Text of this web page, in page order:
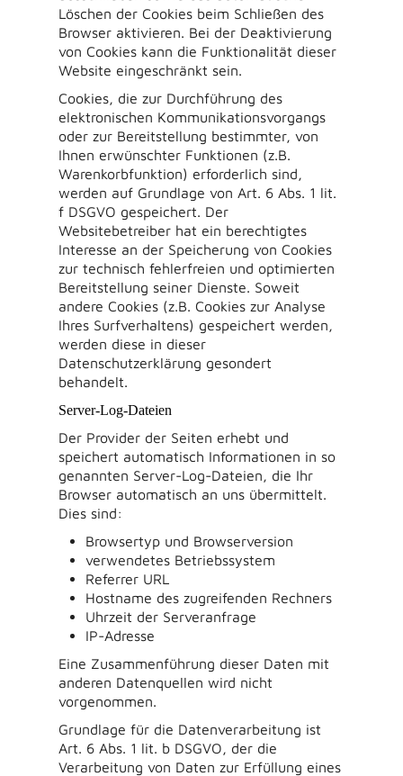
Löschen der Cookies beim Schließen des
Browser aktivieren. Bei der Deaktivierung
von Cookies kann die Funktionalität dieser
Website eingeschränkt sein.
Cookies, die zur Durchführung des
elektronischen Kommunikationsvorgangs
oder zur Bereitstellung bestimmter, von
Ihnen erwünschter Funktionen (z.B.
Warenkorbfunktion) erforderlich sind,
werden auf Grundlage von Art. 6 Abs. 1 lit.
f DSGVO gespeichert. Der
Websitebetreiber hat ein berechtigtes
Interesse an der Speicherung von Cookies
zur technisch fehlerfreien und optimierten
Bereitstellung seiner Dienste. Soweit
andere Cookies (z.B. Cookies zur Analyse
Ihres Surfverhaltens) gespeichert werden,
werden diese in dieser
Datenschutzerklärung gesondert
behandelt.
Server-Log-Dateien
Der Provider der Seiten erhebt und
speichert automatisch Informationen in so
genannten Server-Log-Dateien, die Ihr
Browser automatisch an uns übermittelt.
Dies sind:
Browsertyp und Browserversion
verwendetes Betriebssystem
Referrer URL
Hostname des zugreifenden Rechners
Uhrzeit der Serveranfrage
IP-Adresse
Eine Zusammenführung dieser Daten mit
anderen Datenquellen wird nicht
vorgenommen.
Grundlage für die Datenverarbeitung ist
Art. 6 Abs. 1 lit. b DSGVO, der die
Verarbeitung von Daten zur Erfüllung eines